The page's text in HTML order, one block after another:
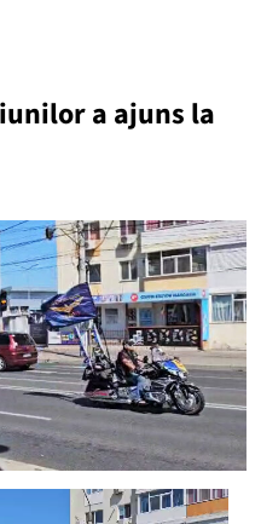
a ajuns la